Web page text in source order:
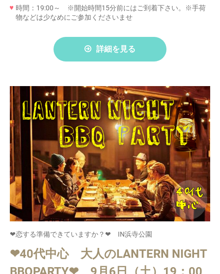
時間：19:00～ ※開始時間15分前にはご到着下さい。※手荷
物などは少なめにご参加くださいませ
詳細を見る
❤恋する準備できていますか？❤ IN浜寺公園
❤40代中心 大人のLANTERN NIGHT